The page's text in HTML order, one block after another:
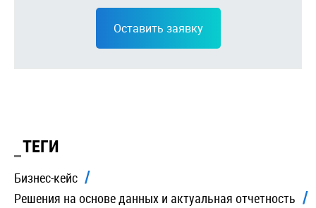
Оставить заявку
ТЕГИ
Бизнес-кейс
Решения на основе данных и актуальная отчетность